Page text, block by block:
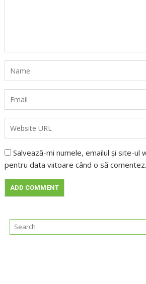
Salvează-mi numele, emailul și site-ul
pentru data viitoare când o să comentez.